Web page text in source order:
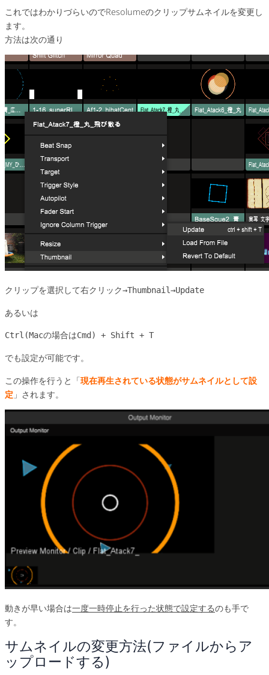
これではわかりづらいのでResolumeのクリップサムネイルを変更し
ます。
方法は次の通り
クリップを選択して右クリック→Thumbnail→Update
あるいは
Ctrl(Macの場合はCmd) + Shift + T
でも設定が可能です。
この操作を行うと「現在再生されている状態がサムネイルとして設
定 」されます。
動きが早い場合は一度一時停止を行った状態で設定するのも手で
す。
サムネイルの変更方法(ファイルからア
ップロードする)